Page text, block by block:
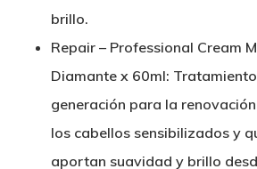
brillo.
Repair – Professional Cream
Diamante x 60ml:
generación para la
los cabellos sensibilizados y
aportan suavidad y brillo